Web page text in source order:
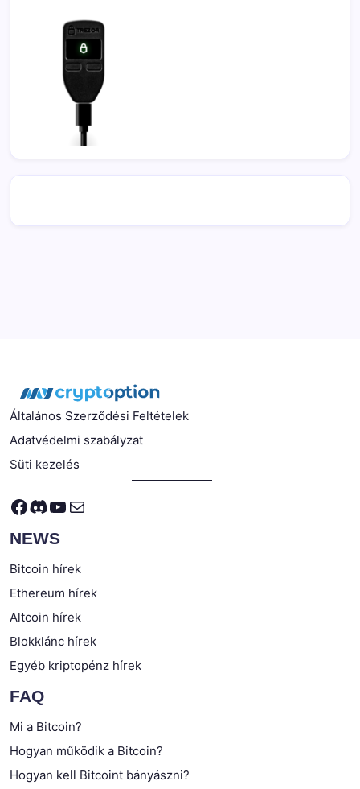
Általános Szerződési Feltételek
Adatvédelmi szabályzat
Süti kezelés
Facebook
Discord
YouTube
Mail
NEWS
Bitcoin hírek
Ethereum hírek
Altcoin hírek
Blokklánc hírek
Egyéb kriptopénz hírek
FAQ
Mi a Bitcoin?
Hogyan működik a Bitcoin?
Hogyan kell Bitcoint bányászni?